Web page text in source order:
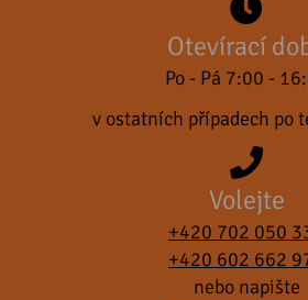
Otevírací
Po - Pá 7:00 -
v ostatních případech po
Volejte
+420 702 050
+420 602 662
nebo napište